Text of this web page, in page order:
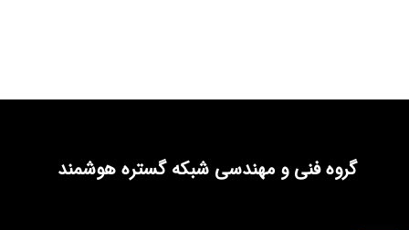
گروه فنی و مهندسی شبکه گستره هوشمند